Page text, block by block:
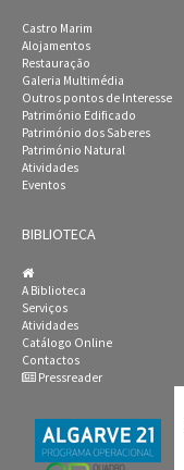
Castro Marim
Alojamentos
Restauração
Galeria Multimédia
Outros pontos de Interesse
Património Edificado
Património dos Saberes
Património Natural
Atividades
Eventos
BIBLIOTECA
A Biblioteca
Serviços
Atividades
Catálogo Online
Contactos
Pressreader